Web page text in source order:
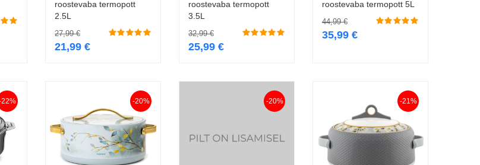
roostevaba termopott
2.5L
27,99€
21,99 €
roostevaba termopott
3.5L
32,99€
25,99 €
roostevaba termopott 5L
44,99€
35,99 €
22% -20% -20% -21%